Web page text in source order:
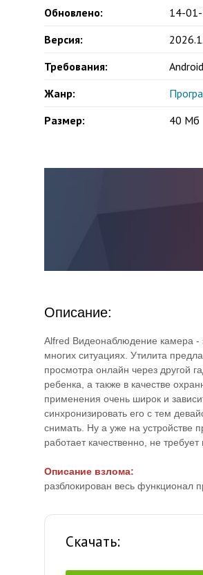
Обновлено:
14-
Версия:
Требования:
Жанр:
Размер:
40 Мб
Описание:
Alfred Видеонаблюдение камера -
многих ситуациях. Утилита
просмотра онлайн через другой
ребенка, а также в качестве
применения очень широк и
синхронизировать его с тем
снимать. Ну а уже на устройстве
работает качественно, не
Описание взлома:
разблокирован весь функционал
Скачать: